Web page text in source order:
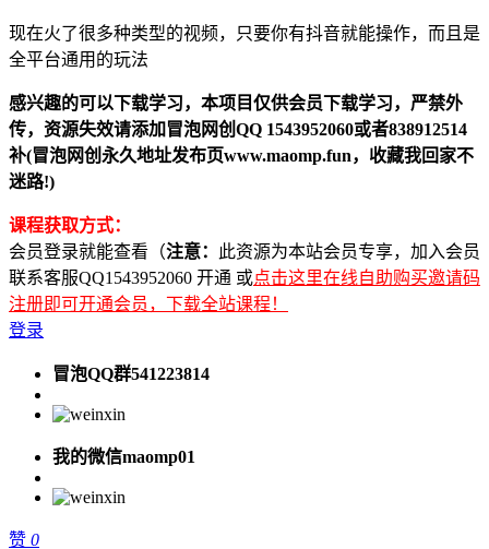
现在火了很多种类型的视频，只要你有抖音就能操作，而且是
全平台通用的玩法
感兴趣的可以下载学习，本项目仅供会员下载学习，严禁外
传，资源失效请添加冒泡网创QQ 1543952060或者838912514
补(冒泡网创永久地址发布页www.maomp.fun，收藏我回家不
迷路!)
课程获取方式：
会员登录就能查看（注意：
此资源为本站会员专享，加入会员
联系客服QQ1543952060 开通 或点击这里在线自助购买邀请码
注册即可开通会员，下载全站课程！
登录
冒泡QQ群541223814
我的微信maomp01
赞 0